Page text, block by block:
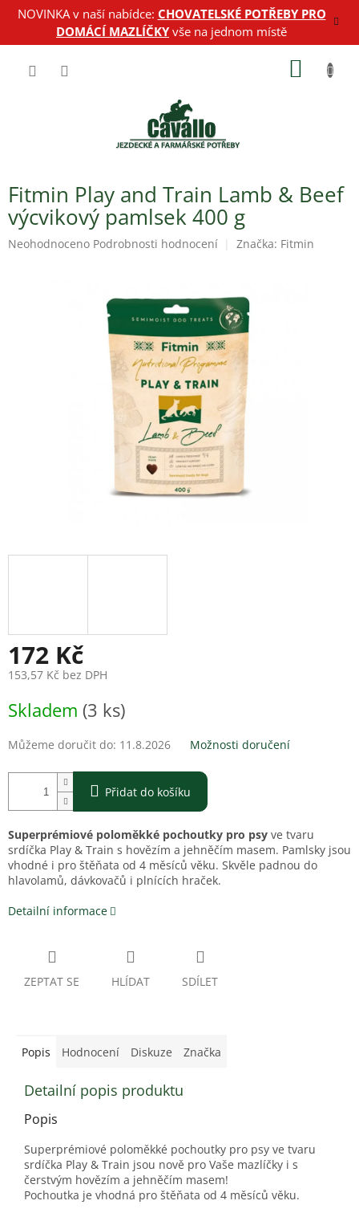
PřejítNOVINKA v naší nabídce: CHOVATELSKÉ POTŘEBY PRO
DOMÁCÍ MAZLÍČKYvše na jednom místě
Fitmin Play and Train Lamb & Beef
výcvikový pamlsek 400 g
Průměrné
Neohodnoceno Podrobnosti hodnocení Značka: Fitmin
172 Kč
153,57 Kč bez DPH
cena:
Skladem (3 ks)
Můžeme doručit do: 11.8.2026 Možnosti doručení
Přidat do košíku
Superprémiové poloměkké pochoutky pro psy ve tvaru
srdíčka Play & Train s hovězím a jehněčím masem. Pamlsky jsou
vhodné i pro štěňata od 4 měsíců věku. Skvěle padnou do
hlavolamů, dávkovačů i plnících hraček.
Detailní informace
ZEPTAT SE HLÍDAT SDÍLET
Popis Hodnocení Diskuze Značka
Detailní popis produktu
Popis
Superprémiové poloměkké pochoutky pro psy ve tvaru
srdíčka Play & Train jsou nově pro Vaše mazlíčky i s
čerstvým hovězím a jehněčím masem!
Pochoutka je vhodná pro štěňata od 4 měsíců věku.